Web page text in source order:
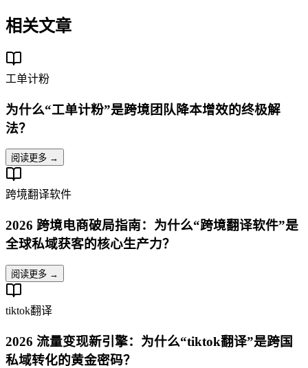
相关文章
工单计粉
为什么“工单计粉”是跨境团队降本增效的终极解
法？
阅读更多 →
跨境翻译软件
2026 跨境电商破局指南：为什么“跨境翻译软件”是
全球私域获客的核心生产力？
阅读更多 →
tiktok翻译
2026 流量变现新引擎：为什么“tiktok翻译”是跨国
私域转化的黄金密码？